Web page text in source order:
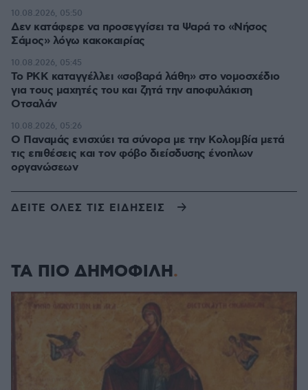
Δεν κατάφερε να προσεγγίσει τα Ψαρά το «Νήσος
Σάμος» λόγω κακοκαιρίας
10.08.2026, 05:50
Το PKK καταγγέλλει «σοβαρά λάθη» στο νομοσχέδιο
για τους μαχητές του και ζητά την αποφυλάκιση
Οτσαλάν
10.08.2026, 05:45
O Παναμάς ενισχύει τα σύνορα με την Κολομβία μετά
τις επιθέσεις και τον φόβο διείσδυσης ένοπλων
οργανώσεων
10.08.2026, 05:26
ΔΕΙΤΕ ΟΛΕΣ ΤΙΣ ΕΙΔΗΣΕΙΣ
ΤΑ ΠΙΟ ΔΗΜΟΦΙΛΗ